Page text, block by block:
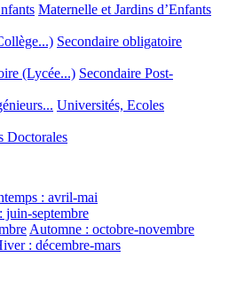
Maternelle et Jardins d’Enfants
Secondaire obligatoire
(Lycée...) Secondaire Post-
Universités, Ecoles
Doctorales
: avril-mai
juin-septembre
Automne : octobre-novembre
: décembre-mars